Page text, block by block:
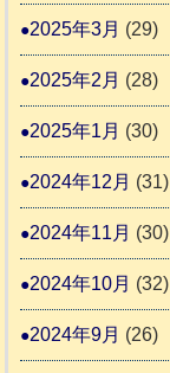
2025年3月 (29)
2025年2月 (28)
2025年1月 (30)
2024年12月 (31)
2024年11月 (30)
2024年10月 (32)
2024年9月 (26)